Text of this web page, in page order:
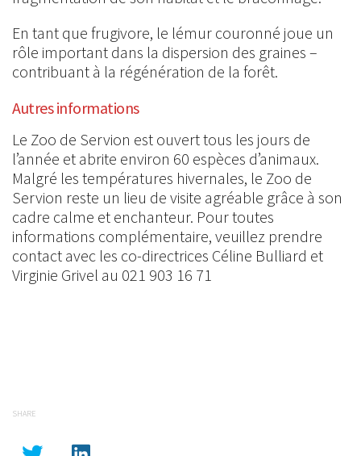
En tant que frugivore, le lémur couronné joue un
rôle important dans la dispersion des graines –
contribuant à la régénération de la forêt.
Autres informations
Le Zoo de Servion est ouvert tous les jours de
l’année et abrite environ 60 espèces d’animaux.
Malgré les températures hivernales, le Zoo de
Servion reste un lieu de visite agréable grâce à son
cadre calme et enchanteur. Pour toutes
informations complémentaire, veuillez prendre
contact avec les co-directrices Céline Bulliard et
Virginie Grivel au 021 903 16 71
SHARE